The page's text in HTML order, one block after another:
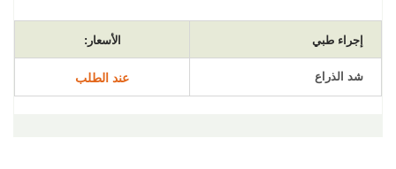
إجراء طبي الأسعار:
شد الذراع عند الطلب